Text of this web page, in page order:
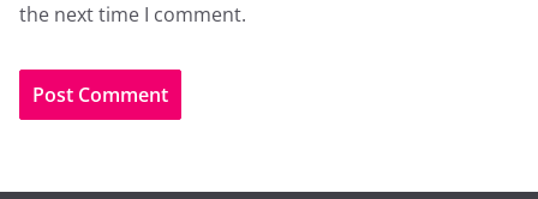
the next time I comment.